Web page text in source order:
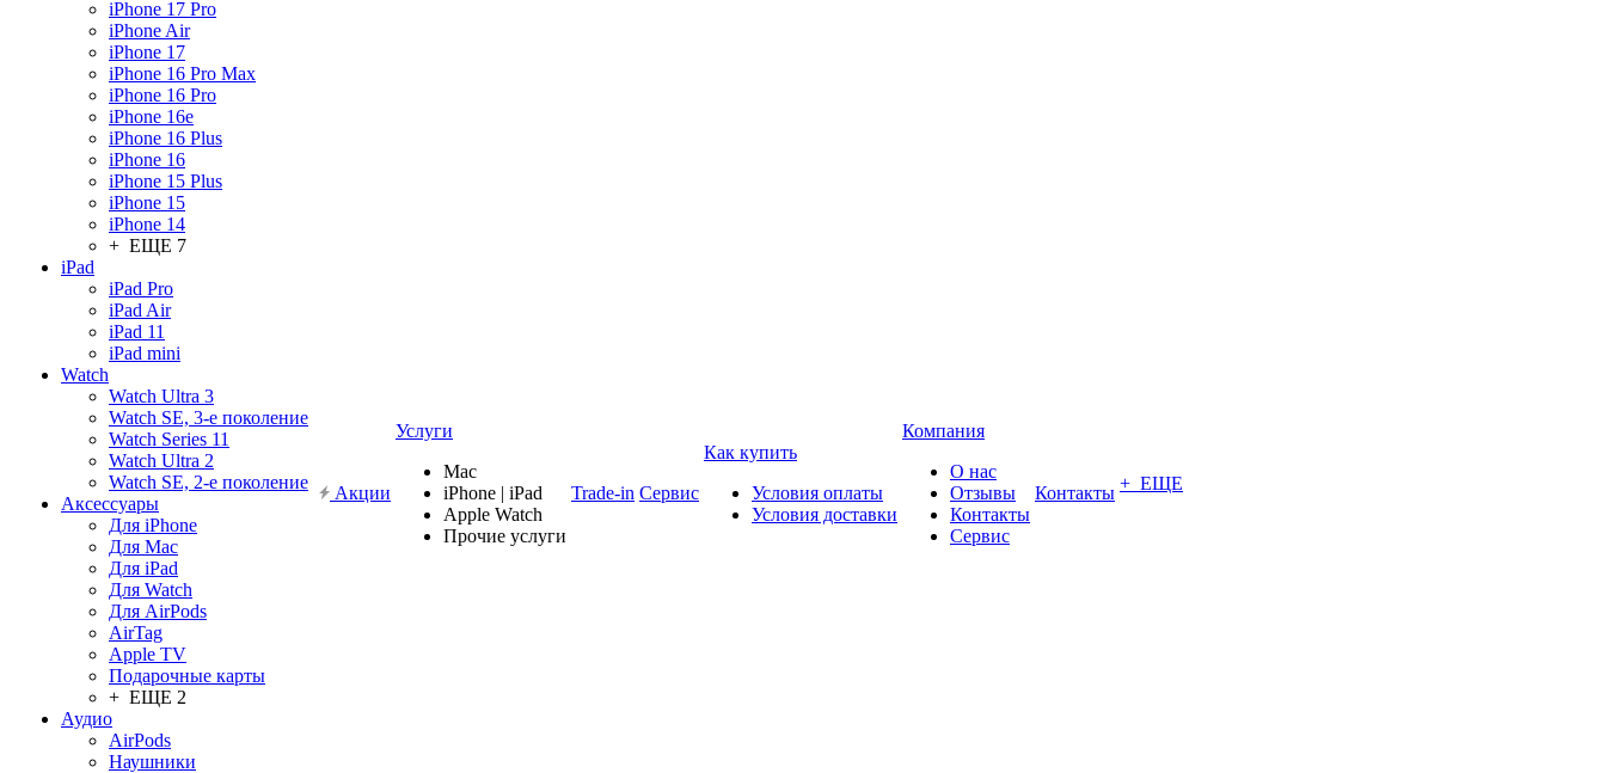
iPhone 17 Pro
iPhone Air
iPhone 17
iPhone 16 Pro Max
iPhone 16 Pro
iPhone 16e
iPhone 16 Plus
iPhone 16
iPhone 15 Plus
iPhone 15
iPhone 14
+ ЕЩЕ 7
iPad
iPad Pro
iPad Air
iPad 11
iPad mini
Watch
Watch Ultra 3
Watch SE, 3-е поколение
Watch Series 11
Watch Ultra 2
Watch SE, 2-е поколение
Аксессуары
Для iPhone
Для Mac
Для iPad
Для Watch
Для AirPods
AirTag
Apple TV
Подарочные карты
+ ЕЩЕ 2
Аудио
AirPods
Наушники
Акции
Услуги
Mac
iPhone | iPad
Apple Watch
Прочие услуги
Trade-in Сервис
Как купить
Условия оплаты
Условия доставки
Компания
О нас
Отзывы
Контакты
Сервис
Контакты + ЕЩЕ